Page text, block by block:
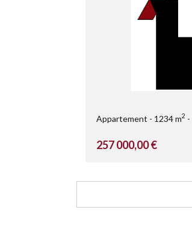
Appartement 1234 m2
257 000,00 €